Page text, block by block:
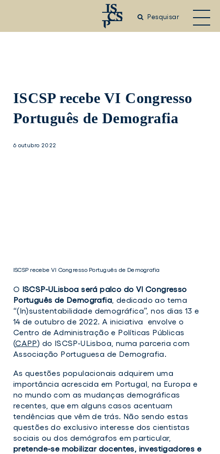
Pesquisar
ISCSP recebe VI Congresso
Português de Demografia
6 outubro 2022
ISCSP
recebe
VI
Congresso
de
Demografia
ISCSP recebe VI Congresso Português de Demografia
O ISCSP-ULisboa será palco do VI Congresso
Português de Demografia , dedicado ao tema
“(In)sustentabilidade demográfica”, nos dias 13 e
14 de outubro de 2022. A iniciativa envolve o
Centro de Administração e Políticas Públicas
(CAPP) do ISCSP-ULisboa, numa parceria com
Associação Portuguesa de Demografia.
As questões populacionais adquirem uma
importância acrescida em Portugal, na Europa e
no mundo com as mudanças demográficas
recentes, que em alguns casos acentuam
tendências que vêm de trás. Não sendo estas
questões do exclusivo interesse dos cientistas
sociais ou dos demógrafos em particular,
pretende-se mobilizar docentes, investigadores e